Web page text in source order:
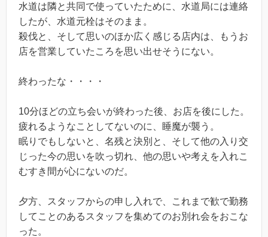
水道は隣と共同で使っていたために、水道局には連絡
したが、水道元栓はそのまま。
殺伐と、そして思いのほか広く感じる店内は、もうお
店を営業していたころを思い出せそうにない。
終わったな・・・・
10分ほどの立ち会いが終わった後、お店を後にした。
疲れるようなことしてないのに、睡魔が襲う。
眠りでもしないと、名残と決別と、そして他の入り交
じった今の思いを吹っ切れ、他の思いや考えを入れこ
むすき間が心にないのだ。
夕方、スタッフからの申し入れで、これまで歓で勤務
してことのあるスタッフを集めてのお別れ会をおこな
った。